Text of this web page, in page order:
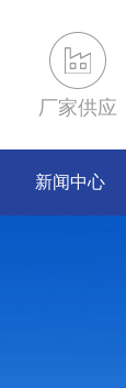
厂家供应
新闻中心